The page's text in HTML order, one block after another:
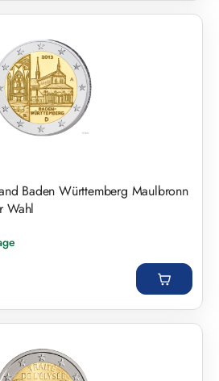
Baden Württemberg Maulbronn
Wahl